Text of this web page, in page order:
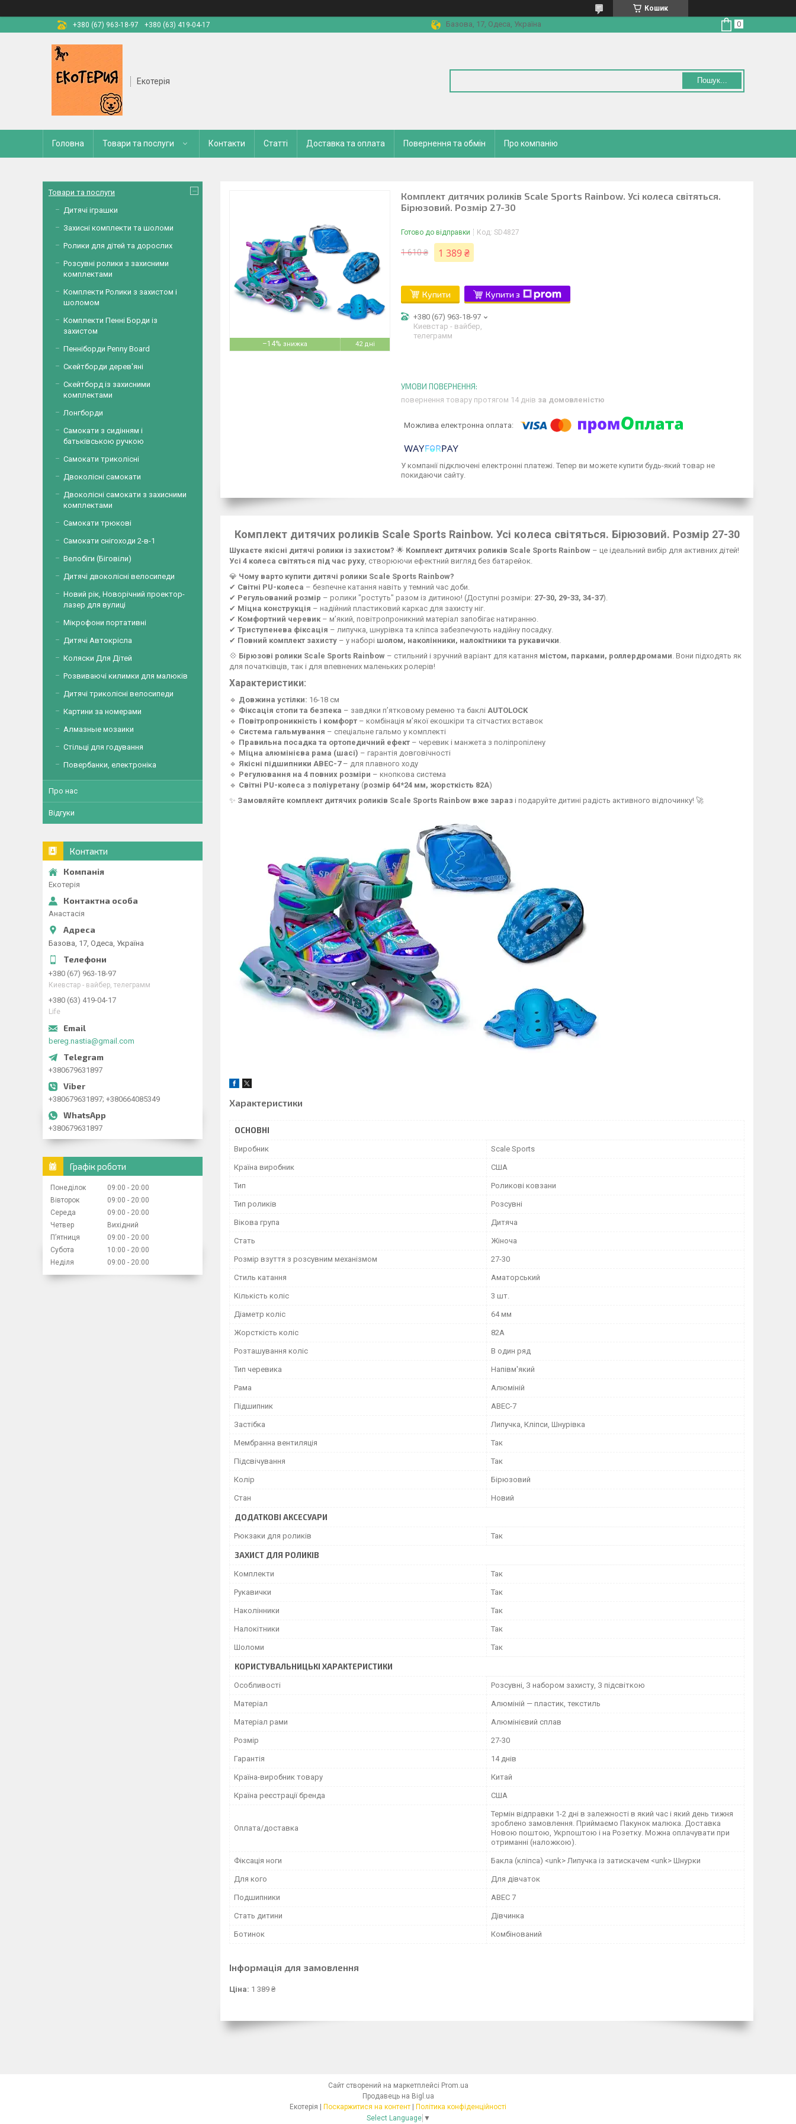
Кошик
+380 (67) 963-18-97
+380 (63) 419-04-17 Базова, 17, Одеса, Україна
Екотерія Пошук...
Головна Товари та послуги Контакти Статті Доставка та оплата Повернення та обмін Про компанію
–14% 42 дні
Комплект дитячих роликів Scale Sports Rainbow. Усі колеса світяться.
Бірюзовий. Розмір 27-30
Готово до відправки Код: SD4827
1 610 ₴ 1 389 ₴
Купити Купити з
+380 (67) 963-18-97
Киевстар - вайбер,
телеграмм
повернення товару протягом 14 днів за домовленістю
У компанії підключені електронні платежі. Тепер ви можете купити будь-який товар не
покидаючи сайту.
Комплект дитячих роликів Scale Sports Rainbow. Усі колеса світяться. Бірюзовий. Розмір 27-30
Шукаєте якісні дитячі ролики із захистом? 🌟 Комплект дитячих роликів Scale Sports Rainbow – це ідеальний вибір для активних дітей!
Усі 4 колеса світяться під час руху , створюючи ефектний вигляд без батарейок.
💎 Чому варто купити дитячі ролики Scale Sports Rainbow?
✔ Світні PU-колеса – безпечне катання навіть у темний час доби.
✔ Регульований розмір – ролики "ростуть" разом із дитиною! (Доступні розміри: 27-30, 29-33, 34-37).
✔ Міцна конструкція – надійний пластиковий каркас для захисту ніг.
✔ Комфортний черевик – м’який, повітропроникний матеріал запобігає натиранню.
✔ Триступенева фіксація – липучка, шнурівка та кліпса забезпечують надійну посадку.
✔ Повний комплект захисту – у наборі шолом, наколінники, налокітники та рукавички
💠 Бірюзові ролики Scale Sports Rainbow – стильний і зручний варіант для катання містом, парками, роллердромами . Вони підходять як
для початківців, так і для впевнених маленьких ролерів!
Характеристики:
🔹 Довжина устілки: 16-18 см
🔹 Фіксація стопи та безпека – завдяки п’ятковому ременю та баклі AUTOLOCK
🔹 Повітропроникність і комфорт – комбінація м’якої екошкіри та сітчастих вставок
🔹 Система гальмування – спеціальне гальмо у комплекті
🔹 Правильна посадка та ортопедичний ефект – черевик і манжета з поліпропілену
🔹 Міцна алюмінієва рама (шасі) – гарантія довговічності
🔹 Якісні підшипники ABEC-7– для плавного ходу
🔹 Регулювання на 4 повних розміри – кнопкова система
🔹 Світні PU-колеса з поліуретану (розмір 64*24 мм, жорсткість 82А)
✨ Замовляйте комплект дитячих роликів Scale Sports Rainbow вже зараз і подаруйте дитині радість активного відпочинку! 🚀
Характеристики
ОСНОВНІ
Виробник Scale Sports
Країна виробник США
Тип Роликові ковзани
Тип роликів Розсувні
Вікова група Дитяча
Стать Жіноча
Розмір взуття з розсувним механізмом 27-30
Стиль катання Аматорський
Кількість коліс 3 шт.
Діаметр коліс 64 мм
Жорсткість коліс 82А
Розташування коліс В один ряд
Тип черевика Напівм'який
Рама Алюміній
Підшипник ABEC-7
Застібка Липучка, Кліпси, Шнурівка
Мембранна вентиляція Так
Підсвічування Так
Колір Бірюзовий
Стан Новий
ДОДАТКОВІ АКСЕСУАРИ
Рюкзаки для роликів Так
ЗАХИСТ ДЛЯ РОЛИКІВ
Комплекти Так
Рукавички Так
Наколінники Так
Налокітники Так
Шоломи Так
КОРИСТУВАЛЬНИЦЬКІ ХАРАКТЕРИСТИКИ
Особливості Розсувні, З набором захисту, З підсвіткою
Матеріал Алюміній — пластик, текстиль
Матеріал рами Алюмінієвий сплав
Розмір 27-30
Гарантія 14 днів
Країна-виробник товару Китай
Країна реєстрації бренда США
Оплата/доставка
Термін відправки 1-2 дні в залежності в який час і який день тижня
зроблено замовлення. Приймаємо Пакунок малюка. Доставка
Новою поштою, Укрпоштою і на Розетку. Можна оплачувати при
отриманні (наложкою).
Фіксація ноги Бакла (кліпса) <unk> Липучка із затискачем <unk> Шнурки
Для кого Для дівчаток
Подшипники ABEC 7
Стать дитини Дівчинка
Ботинок Комбінований
Інформація для замовлення
Ціна: 1 389 ₴
Товари та послуги
Дитячі іграшки
Захисні комплекти та шоломи
Ролики для дітей та дорослих
Розсувні ролики з захисними
комплектами
Комплекти Ролики з захистом і
шоломом
Комплекти Пенні Борди із
захистом
Пенніборди Penny Board
Скейтборди дерев'яні
Скейтборд із захисними
комплектами
Лонгборди
Самокати з сидінням і
батьківською ручкою
Самокати триколісні
Двоколісні самокати
Двоколісні самокати з захисними
комплектами
Самокати трюкові
Самокати снігоходи 2-в-1
Велобіги (Біговіли)
Дитячі двоколісні велосипеди
Новий рік, Новорічний проектор-
лазер для вулиці
Мікрофони портативні
Дитячі Автокрісла
Коляски Для Дітей
Розвиваючі килимки для малюків
Дитячі триколісні велосипеди
Картини за номерами
Алмазные мозаики
Стільці для годування
Повербанки, електроніка
Про нас
Відгуки
Контакти
Екотерія
Анастасія
Базова, 17, Одеса, Україна
+380 (67) 963-18-97
Киевстар - вайбер, телеграмм
+380 (63) 419-04-17
Life
bereg.nastia@gmail.com
+380679631897
+380679631897; +380664085349
+380679631897
Графік роботи
Понеділок 09:00
20:00
Вівторок
09:00
20:00
Середа
09:00
20:00
Четвер
Вихідний
Пʼятниця
09:00
20:00
Субота
10:00
20:00
Неділя
09:00 20:00
Сайт створений на маркетплейсі Prom.ua
Продавець на Bigl.ua
Екотерія | Поскаржитися на контент | Політика конфіденційності
Select Language ▼